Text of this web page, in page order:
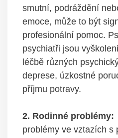
smutní, podráždění
⁤emoce, může to být
profesionální pomoc.
psychiatři ‌jsou
léčbě různých
deprese, úzkostné
příjmu potravy.
2. Rodinné problémy:
problémy ve vztazích s